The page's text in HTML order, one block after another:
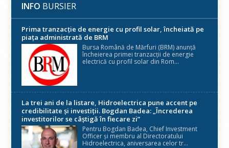
INFO BURSIER
Prima tranzacție de energie cu profil solar, încheiată pe
piața administrată de BRM
Bursa Română de Mărfuri (BRM) anunță
încheierea primei tranzacții de energie
electrică cu profil solar din Rom...
La trei ani de la listare, Hidroelectrica pune accent pe
credibilitate și investiții. Bogdan Badea: „Încrederea
investitorilor se câștigă în fiecare zi”
Pentru Bogdan Badea, Chief Investment
Officer și membru al Directoratului
Hidroelectrica, aniversarea celor tr...